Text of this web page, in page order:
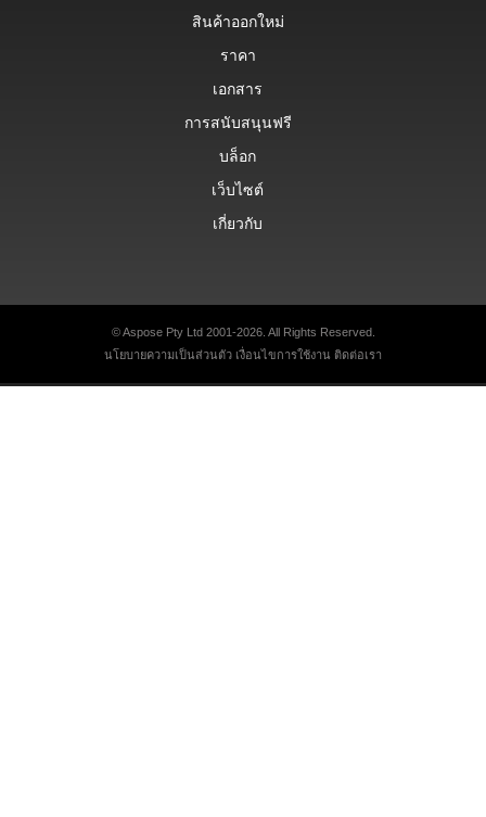
สินค้าออกใหม่
ราคา
เอกสาร
การสนับสนุนฟรี
บล็อก
เว็บไซต์
เกี่ยวกับ
© Aspose Pty Ltd 2001-2026. All Rights Reserved.
นโยบายความเป็นส่วนตัว เงื่อนไขการใช้งาน ติดต่อเรา